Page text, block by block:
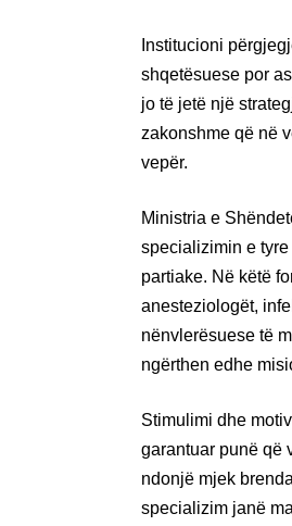
Institucioni
shqetësuese por
jo të jetë një
zakonshme që në
vepër.
Ministria e
specializimin e
partiake. Në këtë
anesteziologët,
nënvlerësuese të
ngërthen edhe
Stimulimi dhe
garantuar punë që
ndonjë mjek
specializim janë